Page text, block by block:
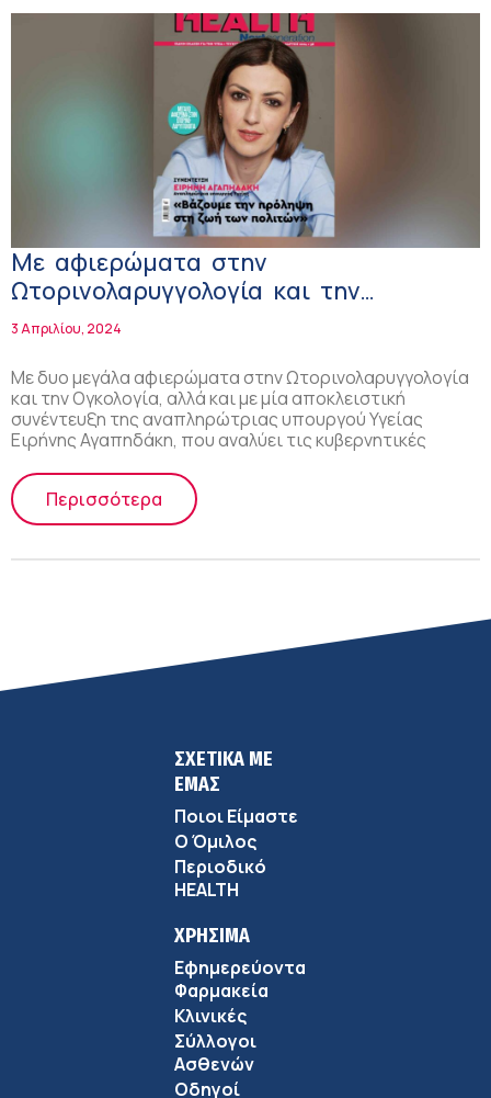
Με αφιερώματα στην
Ωτορινολαρυγγολογία και την
Ογκολογία και αποκλειστική
συνέντευξη της αν. υπουργού Υγείας
Ειρήνης Αγαπηδάκη κυκλοφορεί το νέο
Health Next Generation!
3 Απριλίου, 2024
Με δυο μεγάλα αφιερώματα στην Ωτορινολαρυγγολογία
και την Ογκολογία, αλλά και με μία αποκλειστική
συνέντευξη της αναπληρώτριας υπουργού Υγείας
Ειρήνης Αγαπηδάκη, που αναλύει τις κυβερνητικές
Περισσότερα
ΣΧΕΤΙΚΑ ΜΕ
ΕΜΑΣ
Ποιοι Είμαστε
Ο Όμιλος
Περιοδικό
HEALTH
ΧΡΗΣΙΜΑ
Εφημερεύοντα
Φαρμακεία
Κλινικές
Σύλλογοι
Ασθενών
Οδηγοί